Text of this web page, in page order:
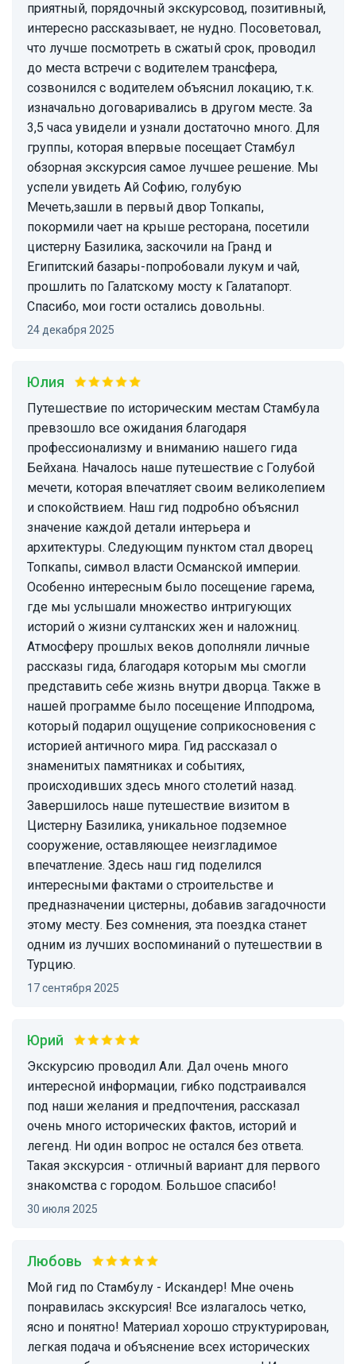
приятный, порядочный экскурсовод, позитивный,
интересно рассказывает, не нудно. Посоветовал,
что лучше посмотреть в сжатый срок, проводил
до места встречи с водителем трансфера,
созвонился с водителем объяснил локацию, т.к.
изначально договаривались в другом месте. За
3,5 часа увидели и узнали достаточно много. Для
группы, которая впервые посещает Стамбул
обзорная экскурсия самое лучшее решение. Мы
успели увидеть Ай Софию, голубую
Мечеть,зашли в первый двор Топкапы,
покормили чает на крыше ресторана, посетили
цистерну Базилика, заскочили на Гранд и
Египитский базары-попробовали лукум и чай,
прошлить по Галатскому мосту к Галатапорт.
Спасибо, мои гости остались довольны.
24 декабря 2025
Юлия
Путешествие по историческим местам Стамбула
превзошло все ожидания благодаря
профессионализму и вниманию нашего гида
Бейхана. Началось наше путешествие с Голубой
мечети, которая впечатляет своим великолепием
и спокойствием. Наш гид подробно объяснил
значение каждой детали интерьера и
архитектуры. Следующим пунктом стал дворец
Топкапы, символ власти Османской империи.
Особенно интересным было посещение гарема,
где мы услышали множество интригующих
историй о жизни султанских жен и наложниц.
Атмосферу прошлых веков дополняли личные
рассказы гида, благодаря которым мы смогли
представить себе жизнь внутри дворца. Также в
нашей программе было посещение Ипподрома,
который подарил ощущение соприкосновения с
историей античного мира. Гид рассказал о
знаменитых памятниках и событиях,
происходивших здесь много столетий назад.
Завершилось наше путешествие визитом в
Цистерну Базилика, уникальное подземное
сооружение, оставляющее неизгладимое
впечатление. Здесь наш гид поделился
интересными фактами о строительстве и
предназначении цистерны, добавив загадочности
этому месту. Без сомнения, эта поездка станет
одним из лучших воспоминаний о путешествии в
Турцию.
17 сентября 2025
Юрий
Экскурсию проводил Али. Дал очень много
интересной информации, гибко подстраивался
под наши желания и предпочтения, рассказал
очень много исторических фактов, историй и
легенд. Ни один вопрос не остался без ответа.
Такая экскурсия - отличный вариант для первого
знакомства с городом. Большое спасибо!
30 июля 2025
Любовь
Мой гид по Стамбулу - Искандер! Мне очень
понравилась экскурсия! Все излагалось четко,
ясно и понятно! Материал хорошо структурирован,
легкая подача и объяснение всех исторических